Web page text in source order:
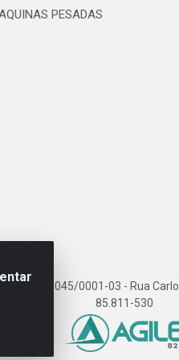
PESADAS
19.813.045/0001-03 - Rua
85.811-530